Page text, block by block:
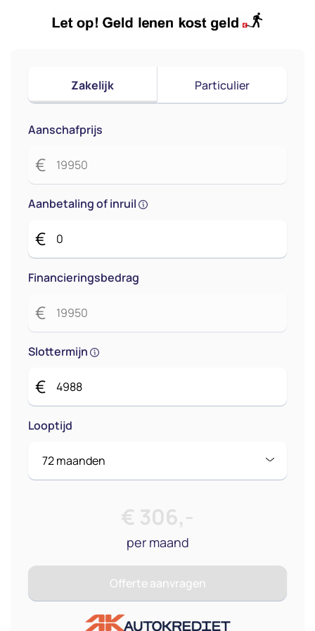
Zakelijk Particulier
Aanschafprijs
€
Aanbetaling of inruil
€
Financieringsbedrag
€
Slottermijn
€
Looptijd
€ 306,-
per maand
Offerte aanvragen